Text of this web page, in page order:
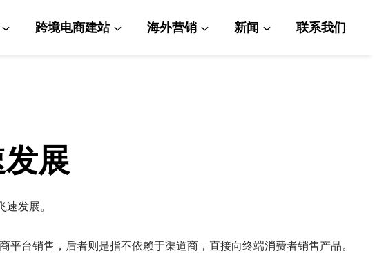
跨境电商建站 海外营销 新闻 联系我们
展
发展。
销售，后者则是指不依赖于渠道商，直接向终端消费者销售产品。